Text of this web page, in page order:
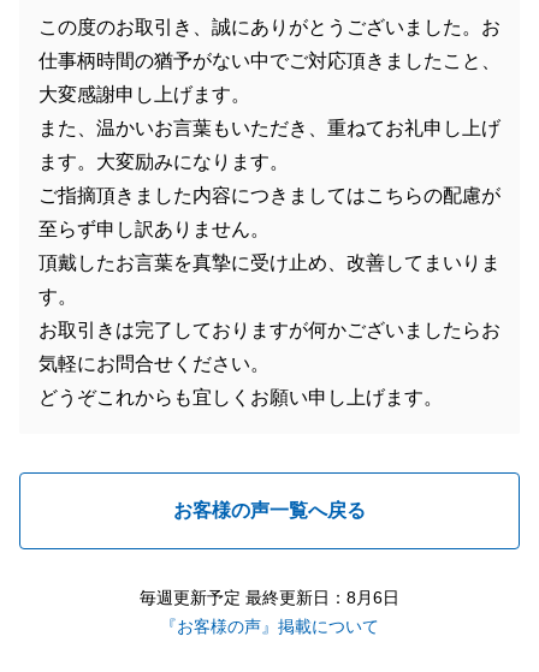
この度のお取引き、誠にありがとうございました。お
仕事柄時間の猶予がない中でご対応頂きましたこと、
大変感謝申し上げます。
また、温かいお言葉もいただき、重ねてお礼申し上げ
ます。大変励みになります。
ご指摘頂きました内容につきましてはこちらの配慮が
至らず申し訳ありません。
頂戴したお言葉を真摯に受け止め、改善してまいりま
す。
お取引きは完了しておりますが何かございましたらお
気軽にお問合せください。
どうぞこれからも宜しくお願い申し上げます。
お客様の声一覧へ戻る
毎週更新予定 最終更新日：8月6日
『お客様の声』掲載について